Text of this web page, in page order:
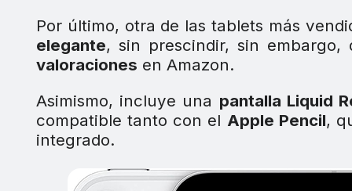
Por último, otra de las tablets más
elegante, sin prescindir, sin
valoraciones en Amazon.
Asimismo, incluye una pantalla Liquid
compatible tanto con el Apple Pencil,
integrado.